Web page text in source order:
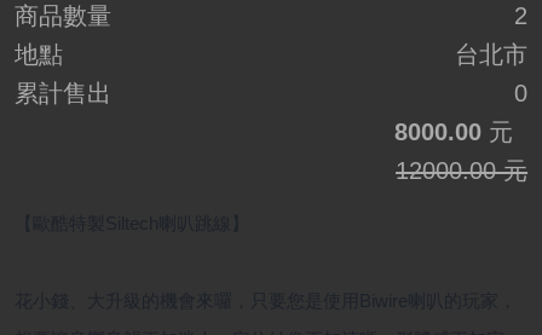
商品數量
2
地點
台北市
累計售出
0
8000.00 元
12000.00 元